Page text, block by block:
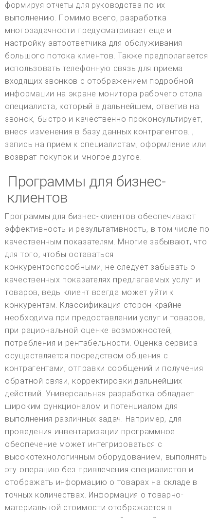
формируя отчеты для руководства по их
выполнению. Помимо всего, разработка
многозадачности предусматривает еще и
настройку автоответчика для обслуживания
большого потока клиентов. Также предполагается
использовать телефонную связь для приема
входящих звонков с отображением подробной
информации на экране монитора рабочего стола
специалиста, который в дальнейшем, ответив на
звонок, быстро и качественно проконсультирует,
внеся изменения в базу данных контрагентов. ,
запись на прием к специалистам, оформление или
возврат покупок и многое другое.
Программы для бизнес-
клиентов
Программы для бизнес-клиентов обеспечивают
эффективность и результативность, в том числе по
качественным показателям. Многие забывают, что
для того, чтобы оставаться
конкурентоспособными, не следует забывать о
качественных показателях предлагаемых услуг и
товаров, ведь клиент всегда может уйти к
конкурентам. Классификация сторон крайне
необходима при предоставлении услуг и товаров,
при рациональной оценке возможностей,
потребления и рентабельности. Оценка сервиса
осуществляется посредством общения с
контрагентами, отправки сообщений и получения
обратной связи, корректировки дальнейших
действий. Универсальная разработка обладает
широким функционалом и потенциалом для
выполнения различных задач. Например, для
проведения инвентаризации программное
обеспечение может интегрироваться с
высокотехнологичным оборудованием, выполнять
эту операцию без привлечения специалистов и
отображать информацию о товарах на складе в
точных количествах. Информация о товарно-
материальной стоимости отображается в